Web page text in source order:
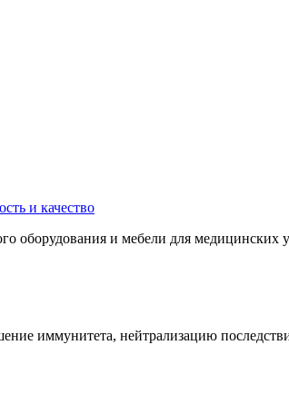
оборудования и мебели для медицинских
иммунитета, нейтрализацию